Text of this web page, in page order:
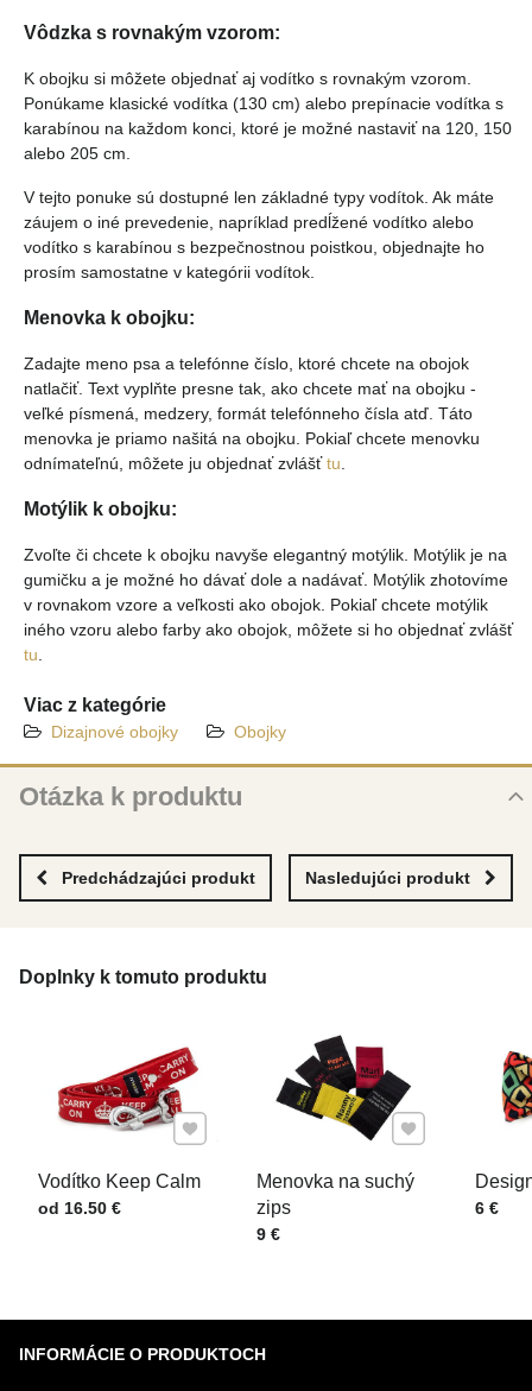
Vôdzka s rovnakým vzorom:
K obojku si môžete objednať aj vodítko s rovnakým vzorom.
Ponúkame klasické vodítka (130 cm) alebo prepínacie vodítka s
karabínou na každom konci, ktoré je možné nastaviť na 120, 150
alebo 205 cm.
V tejto ponuke sú dostupné len základné typy vodítok. Ak máte
záujem o iné prevedenie, napríklad predĺžené vodítko alebo
vodítko s karabínou s bezpečnostnou poistkou, objednajte ho
prosím samostatne v kategórii vodítok.
Menovka k obojku:
Zadajte meno psa a telefónne číslo, ktoré chcete na obojok
natlačiť. Text vyplňte presne tak, ako chcete mať na obojku -
veľké písmená, medzery, formát telefónneho čísla atď. Táto
menovka je priamo našitá na obojku. Pokiaľ chcete menovku
odnímateľnú, môžete ju objednať zvlášťtu
Motýlik k obojku:
Zvoľte či chcete k obojku navyše elegantný motýlik. Motýlik je na
gumičku a je možné ho dávať dole a nadávať. Motýlik zhotovíme
v rovnakom vzore a veľkosti ako obojok. Pokiaľ chcete motýlik
iného vzoru alebo farby ako obojok, môžete si ho objednať zvlášť
tu
Viac z kategórie
Dizajnové obojky Obojky
Otázka k produktu
MENO
VAŠA OTÁZKA K PRODUKTU
Predchádzajúci produkt Nasledujúci produkt
Doplnky k tomuto produktu
Vodítko Keep Calm
Cena s DPH
od 16.50 €
Pridať k Obľúbeným
Menovka na suchý
zips
Cena s DPH
9 €
Pridať k
Cena s
6 €
INFORMÁCIE O PRODUKTOCH